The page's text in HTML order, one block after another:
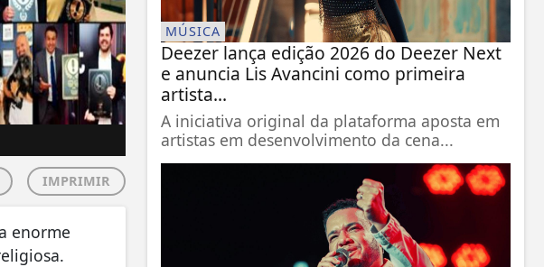
IMPRIMIR
enorme
MÚSICA
Deezer lança edição 2026 do Deezer Next
e anuncia Lis Avancini como primeira
artista...
A iniciativa original da plataforma aposta em
artistas em desenvolvimento da cena...